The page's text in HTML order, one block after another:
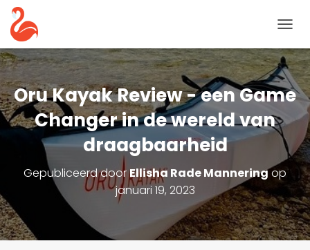
A
V
I
G
A
I
E
T
G
G
L
E
Oru Kayak Review - een Game
Changer in de wereld van
draagbaarheid
Gepubliceerd doorEllisha Rade Manneringop
januari 19, 2023